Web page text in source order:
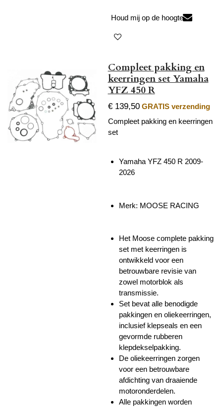
Houd mij op de hoogte
Compleet pakking en
keerringen set Yamaha
YFZ 450 R
€ 139,50 GRATIS verzending
Compleet pakking en keerringen
set
Yamaha YFZ 450 R 2009-
2026
Merk: MOOSE RACING
Het Moose complete pakking
set met keerringen is
ontwikkeld voor een
betrouwbare revisie van
zowel motorblok als
transmissie.
Set bevat alle benodigde
pakkingen en oliekeerringen,
inclusief klepseals en een
gevormde rubberen
klepdekselpakking.
De oliekeerringen zorgen
voor een betrouwbare
afdichting van draaiende
motoronderdelen.
Alle pakkingen worden